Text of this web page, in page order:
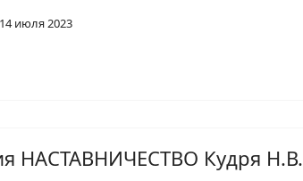
14 июля 2023
НАСТАВНИЧЕСТВО Кудря Н.В.